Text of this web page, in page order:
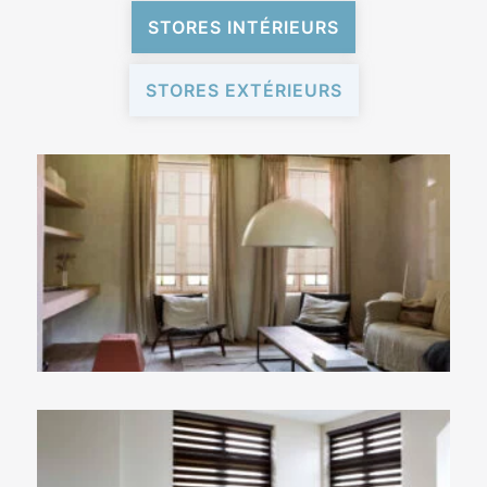
STORES INTÉRIEURS
STORES EXTÉRIEURS